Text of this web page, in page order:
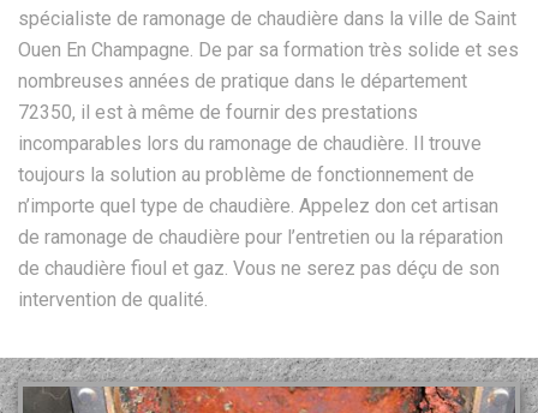
spécialiste de ramonage de chaudière dans la ville de Saint
Ouen En Champagne. De par sa formation très solide et ses
nombreuses années de pratique dans le département
72350, il est à même de fournir des prestations
incomparables lors du ramonage de chaudière. Il trouve
toujours la solution au problème de fonctionnement de
n’importe quel type de chaudière. Appelez don cet artisan
de ramonage de chaudière pour l’entretien ou la réparation
de chaudière fioul et gaz. Vous ne serez pas déçu de son
intervention de qualité.